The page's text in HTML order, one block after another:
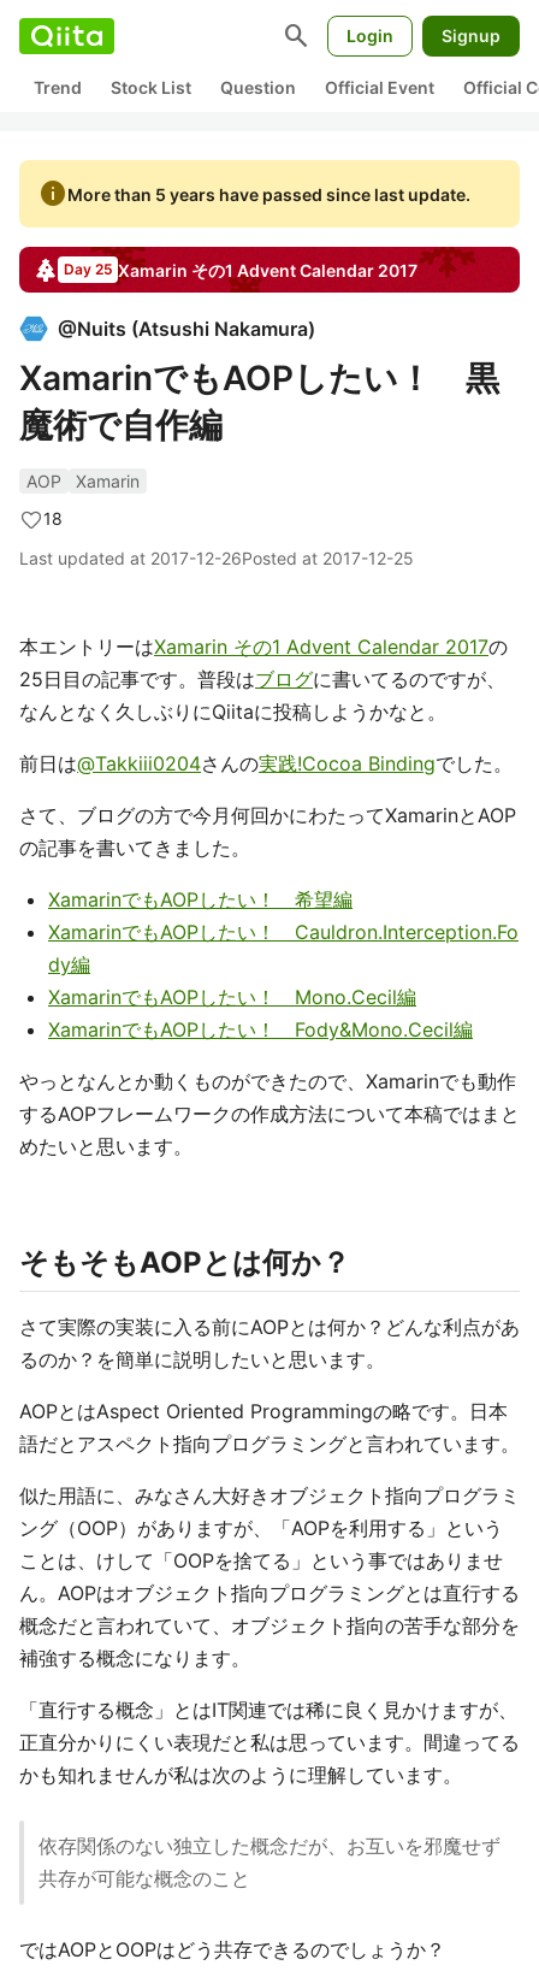
search Login Signup
Trend Stock List Question Official Event Official
infoMore than 5 years have passed since last update.
Day 25 Xamarin その1 Advent Calendar 2017
@Nuits (Atsushi Nakamura)
XamarinでもAOPしたい！ 黒
魔術で自作編
AOP
Xamarin
18
Last updated at 2017-12-26Posted at 2017-12-25
本エントリーはXamarin その1 Advent Calendar 2017の
25日目の記事です。普段はブログに書いてるのですが、
なんとなく久しぶりにQiitaに投稿しようかなと。
前日は@Takkiii0204さんの実践!Cocoa Bindingでした。
さて、ブログの方で今月何回かにわたってXamarinとAOP
の記事を書いてきました。
XamarinでもAOPしたい！ 希望編
XamarinでもAOPしたい！ Cauldron.Interception.Fo
dy編
XamarinでもAOPしたい！ Mono.Cecil編
XamarinでもAOPしたい！ Fody&Mono.Cecil編
やっとなんとか動くものができたので、Xamarinでも動作
するAOPフレームワークの作成方法について本稿ではまと
めたいと思います。
そもそもAOPとは何か？
さて実際の実装に入る前にAOPとは何か？どんな利点があ
るのか？を簡単に説明したいと思います。
AOPとはAspect Oriented Programmingの略です。日本
語だとアスペクト指向プログラミングと言われています。
似た用語に、みなさん大好きオブジェクト指向プログラミ
ング（OOP）がありますが、「AOPを利用する」という
ことは、けして「OOPを捨てる」という事ではありませ
ん。AOPはオブジェクト指向プログラミングとは直行する
概念だと言われていて、オブジェクト指向の苦手な部分を
補強する概念になります。
「直行する概念」とはIT関連では稀に良く見かけますが、
正直分かりにくい表現だと私は思っています。間違ってる
かも知れませんが私は次のように理解しています。
依存関係のない独立した概念だが、お互いを邪魔せず
共存が可能な概念のこと
ではAOPとOOPはどう共存できるのでしょうか？